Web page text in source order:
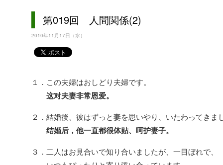
第019回 人間関係(2)
2010年11月17日（水）
１．この夫婦はおしどり夫婦です。
这对夫妻非常恩爱。
２．結婚後、彼はずっと妻を思いやり、いたわってきま
结婚后，他一直都很体贴、呵护妻子。
３．二人はお見合いで知り合いましたが、一目ぼれで、